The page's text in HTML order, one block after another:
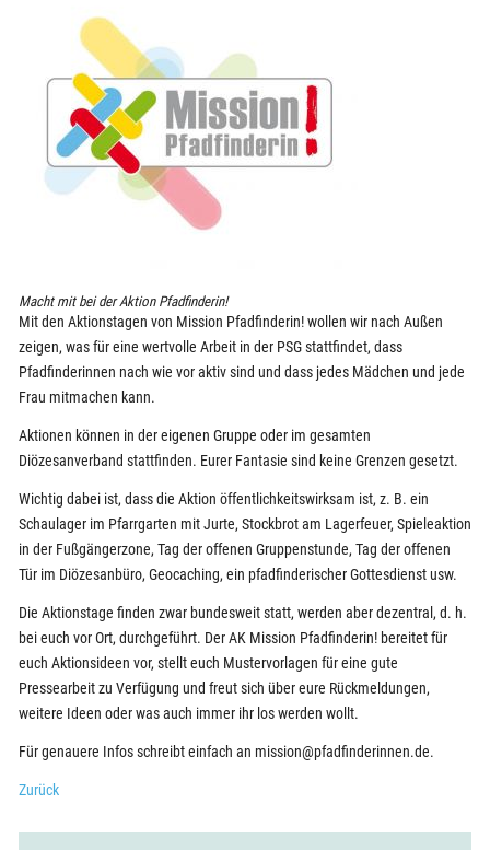
Macht mit bei der Aktion Pfadfinderin!
Mit den Aktionstagen von Mission Pfadfinderin! wollen wir nach Außen
zeigen, was für eine wertvolle Arbeit in der PSG stattfindet, dass
Pfadfinderinnen nach wie vor aktiv sind und dass jedes Mädchen und jede
Frau mitmachen kann.
Aktionen können in der eigenen Gruppe oder im gesamten
Diözesanverband stattfinden. Eurer Fantasie sind keine Grenzen gesetzt.
Wichtig dabei ist, dass die Aktion öffentlichkeitswirksam ist, z. B. ein
Schaulager im Pfarrgarten mit Jurte, Stockbrot am Lagerfeuer, Spieleaktion
in der Fußgängerzone, Tag der offenen Gruppenstunde, Tag der offenen
Tür im Diözesanbüro, Geocaching, ein pfadfinderischer Gottesdienst usw.
Die Aktionstage finden zwar bundesweit statt, werden aber dezentral, d. h.
bei euch vor Ort, durchgeführt. Der AK Mission Pfadfinderin! bereitet für
euch Aktionsideen vor, stellt euch Mustervorlagen für eine gute
Pressearbeit zu Verfügung und freut sich über eure Rückmeldungen,
weitere Ideen oder was auch immer ihr los werden wollt.
Für genauere Infos schreibt einfach an mission@pfadfinderinnen.de.
Zurück